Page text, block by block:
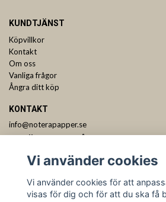
KUNDTJÄNST
Köpvillkor
Kontakt
Om oss
Vanliga frågor
Ångra ditt köp
KONTAKT
info@noterapapper.se
Vi använder cookies
Vi använder cookies för att
visas för dig och för att du ska få